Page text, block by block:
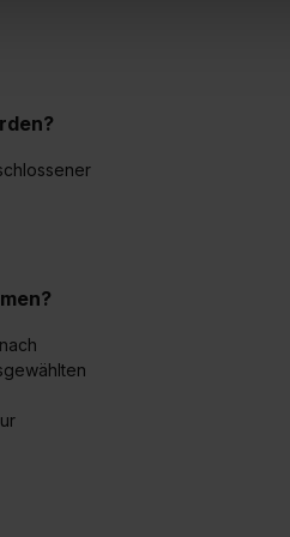
unsere Datenschutzerklärung
zu den einzelnen Cookies